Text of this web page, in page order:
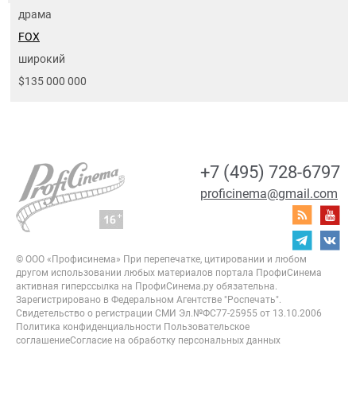
драма
FOX
широкий
$135 000 000
+7 (495) 728-6797
proficinema@gmail.com
© ООО «Профисинема» При перепечатке, цитировании и любом
другом использовании любых материалов портала ПрофиСинема
активная гиперссылка на ПрофиСинема.ру обязательна.
Зарегистрировано в Федеральном Агентстве "Роспечать".
Свидетельство о регистрации СМИ Эл.№ФС77-25955 от 13.10.2006
Политика конфиденциальности Пользовательское
соглашениеСогласие на обработку персональных данных